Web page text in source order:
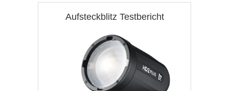
Aufsteckblitz Testbericht